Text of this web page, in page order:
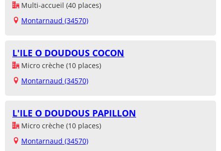
Multi-accueil (40 places)
Montarnaud (34570)
L'ILE O DOUDOUS COCON
Micro crèche (10 places)
Montarnaud (34570)
L'ILE O DOUDOUS PAPILLON
Micro crèche (10 places)
Montarnaud (34570)